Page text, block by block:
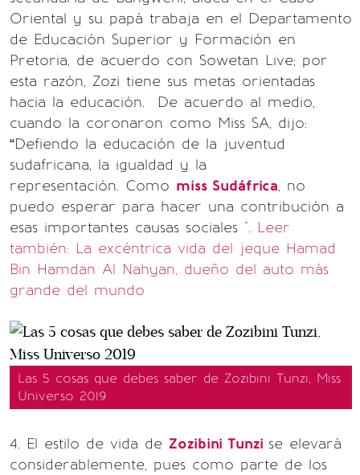
Oriental y su papá trabaja en el Departamento
de Educación Superior y Formación en
Pretoria, de acuerdo con Sowetan Live; por
esta razón, Zozi tiene sus metas orientadas
hacia la educación. De acuerdo al medio,
cuando la coronaron como Miss SA, dijo:
“Defiendo la educación de la juventud
sudafricana, la igualdad y la
representación. Como miss Sudáfrica, no
puedo esperar para hacer una contribución a
esas importantes causas sociales ". Leer
también: La excéntrica vida del jeque Hamad
Bin Hamdan Al Nahyan, dueño del auto más
grande del mundo
Las 5 cosas que debes saber de Zozibini Tunzi, Miss
Universo 2019
4. El estilo de vida de Zozibini Tunzi se elevará
considerablemente, pues como parte de los